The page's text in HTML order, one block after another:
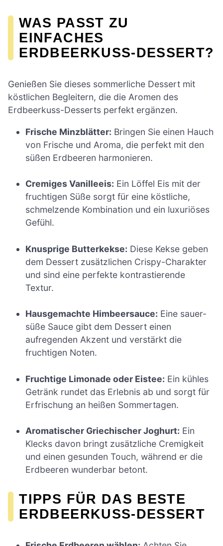
WAS PASST ZU
EINFACHES
ERDBEERKUSS-DESSERT?
Genießen Sie dieses sommerliche Dessert mit
köstlichen Begleitern, die die Aromen des
Erdbeerkuss-Desserts perfekt ergänzen.
Frische Minzblätter: Bringen Sie einen Hauch
von Frische und Aroma, die perfekt mit den
süßen Erdbeeren harmonieren.
Cremiges Vanilleeis: Ein Löffel Eis mit der
fruchtigen Süße sorgt für eine köstliche,
schmelzende Kombination und ein luxuriöses
Gefühl.
Knusprige Butterkekse: Diese Kekse geben
dem Dessert zusätzlichen Crispy-Charakter
und sind eine perfekte kontrastierende
Textur.
Hausgemachte Himbeersauce: Eine sauer-
süße Sauce gibt dem Dessert einen
aufregenden Akzent und verstärkt die
fruchtigen Noten.
Fruchtige Limonade oder Eistee: Ein kühles
Getränk rundet das Erlebnis ab und sorgt für
Erfrischung an heißen Sommertagen.
Aromatischer Griechischer Joghurt: Ein
Klecks davon bringt zusätzliche Cremigkeit
und einen gesunden Touch, während er die
Erdbeeren wunderbar betont.
TIPPS FÜR DAS BESTE
ERDBEERKUSS-DESSERT